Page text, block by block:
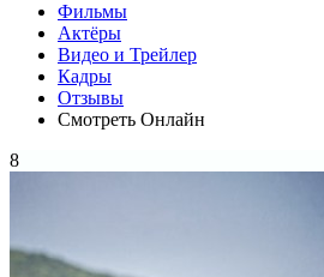
Фильмы
Актёры
Видео и Трейлер
Кадры
Отзывы
Смотреть Онлайн
8